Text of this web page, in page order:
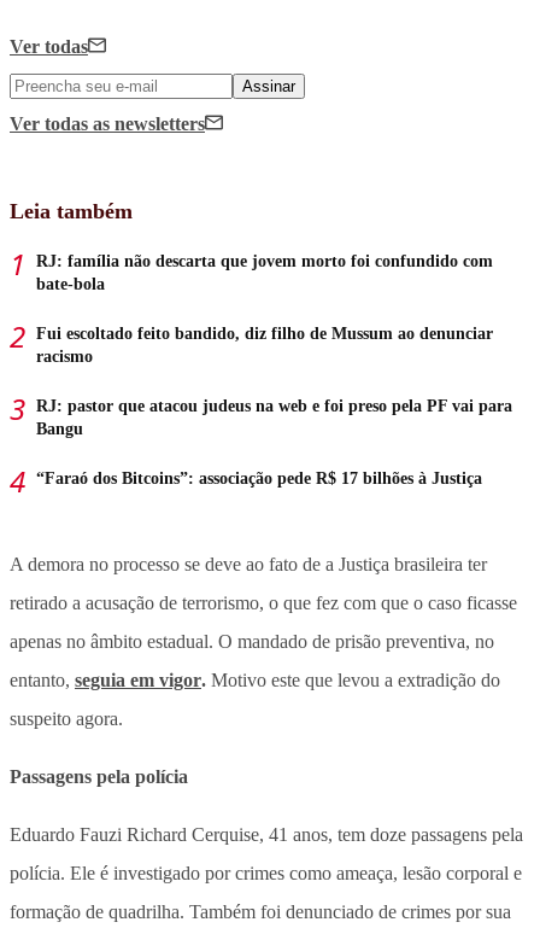
Ver todas
Assinar
Ver todas as newsletters
Leia também
RJ: família não descarta que jovem morto foi confundido com
bate-bola
Fui escoltado feito bandido, diz filho de Mussum ao denunciar
racismo
RJ: pastor que atacou judeus na web e foi preso pela PF vai para
Bangu
“Faraó dos Bitcoins”: associação pede R$ 17 bilhões à Justiça
A demora no processo se deve ao fato de a Justiça brasileira ter
retirado a acusação de terrorismo, o que fez com que o caso ficasse
apenas no âmbito estadual. O mandado de prisão preventiva, no
entanto, seguia em vigor. Motivo este que levou a extradição do
suspeito agora.
Passagens pela polícia
Eduardo Fauzi Richard Cerquise, 41 anos, tem doze passagens pela
polícia. Ele é investigado por crimes como ameaça, lesão corporal e
formação de quadrilha. Também foi denunciado de crimes por sua